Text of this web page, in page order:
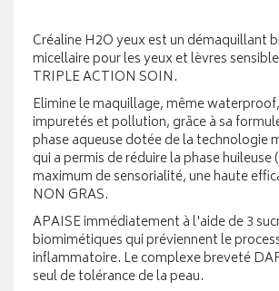
Créaline H2O yeux est un démaquillant
micellaire pour les yeux et lèvres
TRIPLE ACTION SOIN.
Elimine le maquillage, même
impuretés et pollution, grâce à sa
phase aqueuse dotée de la technologie
qui a permis de réduire la phase huileuse
maximum de sensorialité, une haute
NON GRAS.
APAISE immédiatement à l'aide de 3
biomimétiques qui préviennent le
inflammatoire. Le complexe breveté
seul de tolérance de la peau.